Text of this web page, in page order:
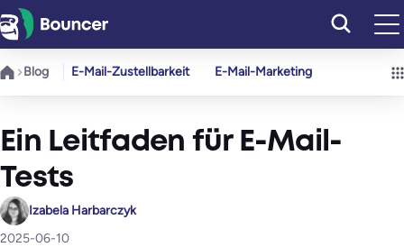
Zum
Inhalt
springen
Blog E-Mail-Zustellbarkeit E-Mail-Marketing
Ein Leitfaden für E-Mail-
Tests
Izabela Harbarczyk
2025-06-10